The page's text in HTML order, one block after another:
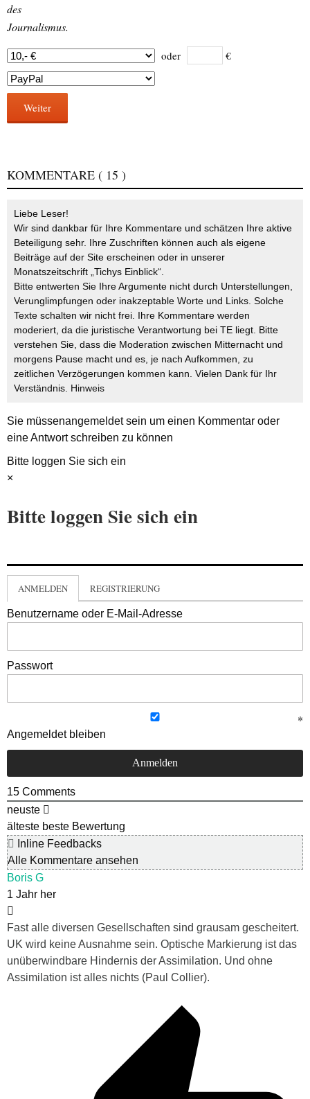
des
Journalismus.
oder €
Weiter
KOMMENTARE ( 15 )
Liebe Leser!
Wir sind dankbar für Ihre Kommentare und schätzen Ihre aktive
Beteiligung sehr. Ihre Zuschriften können auch als eigene
Beiträge auf der Site erscheinen oder in unserer
Monatszeitschrift „Tichys Einblick“.
Bitte entwerten Sie Ihre Argumente nicht durch Unterstellungen,
Verunglimpfungen oder inakzeptable Worte und Links. Solche
Texte schalten wir nicht frei. Ihre Kommentare werden
moderiert, da die juristische Verantwortung bei TE liegt. Bitte
verstehen Sie, dass die Moderation zwischen Mitternacht und
morgens Pause macht und es, je nach Aufkommen, zu
zeitlichen Verzögerungen kommen kann. Vielen Dank für Ihr
Verständnis. Hinweis
Sie müssenangemeldetsein um einen Kommentar oder
eine Antwort schreiben zu können
Bitte loggen Sie sich ein
×
Bitte loggen Sie sich ein
ANMELDEN REGISTRIERUNG
Benutzername oder E-Mail-Adresse
Passwort
Angemeldet bleiben
15 Comments
neuste
älteste beste Bewertung
Inline Feedbacks
Alle Kommentare ansehen
Boris G
1 Jahr her
Fast alle diversen Gesellschaften sind grausam gescheitert.
UK wird keine Ausnahme sein. Optische Markierung ist das
unüberwindbare Hindernis der Assimilation. Und ohne
Assimilation ist alles nichts (Paul Collier).